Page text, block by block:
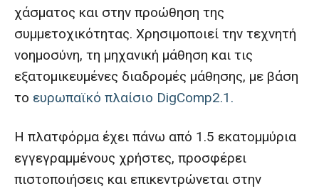
χάσματος και στην προώθηση της
συμμετοχικότητας. Χρησιμοποιεί την τεχνητή
νοημοσύνη, τη μηχανική μάθηση και τις
εξατομικευμένες διαδρομές μάθησης, με βάση
το ευρωπαϊκό πλαίσιο DigComp2.1.
Η πλατφόρμα έχει πάνω από 1.5 εκατομμύρια
εγγεγραμμένους χρήστες, προσφέρει
πιστοποιήσεις και επικεντρώνεται στην